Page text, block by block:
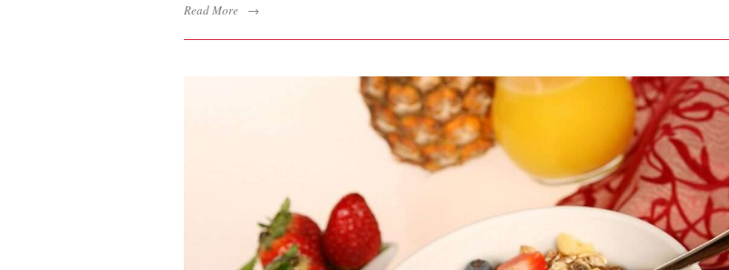
Read More →